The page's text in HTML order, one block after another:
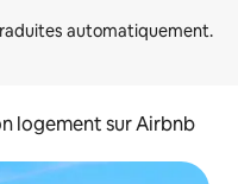
logement sur Airbnb